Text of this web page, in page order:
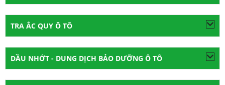
TRA ẮC QUY Ô TÔ
DẦU NHỚT - DUNG DỊCH BẢO DƯỠNG Ô TÔ